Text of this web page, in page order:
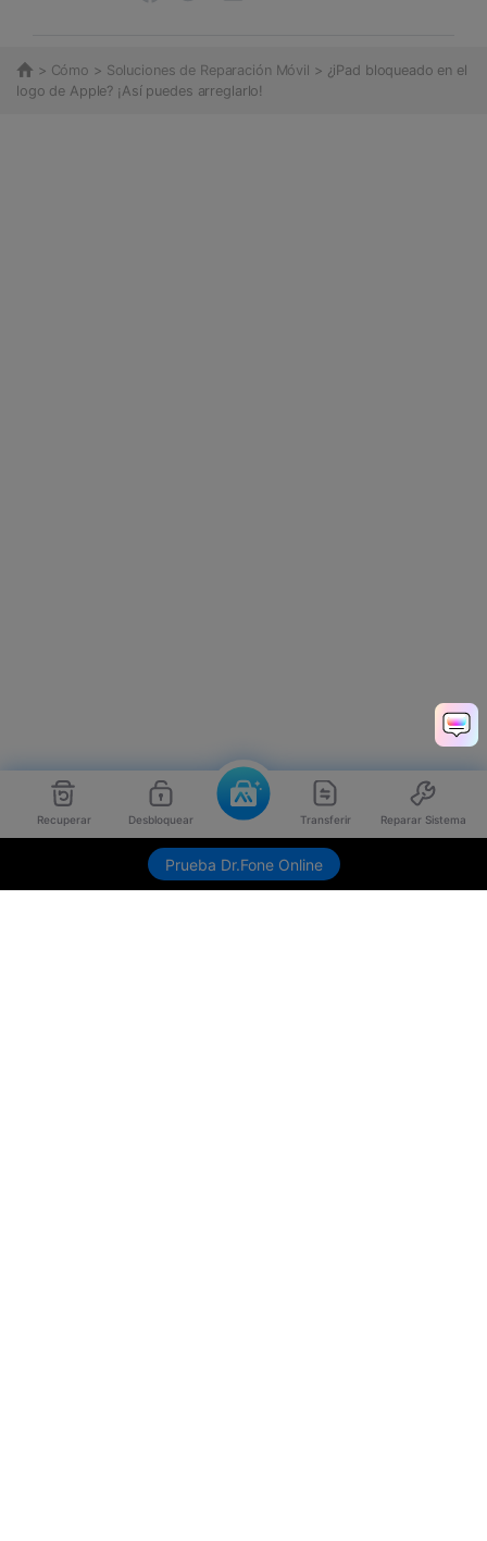
Recuperar Desbloquear Transferir Reparar Sistema
Prueba Dr.Fone Online
> Cómo > Soluciones de Reparación Móvil > ¿iPad bloqueado en el
logo de Apple? ¡Así puedes arreglarlo!